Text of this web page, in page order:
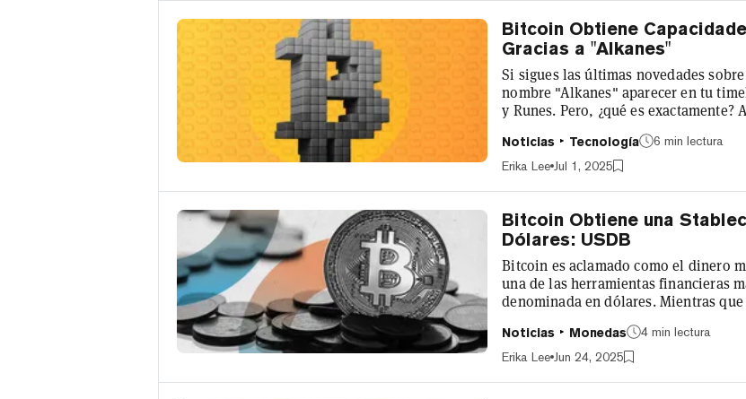
Bitcoin Obtiene
Gracias a "Alkanes"
Si sigues las últimas novedades
nombre "Alkanes" aparecer en tu
y Runes. Pero, ¿qué es
capas de ejecución externas. Permite
y lanzar tokens de forma nativa en
Noticias Tecnología
6 min lectura
Erika Lee Jul 1, 2025
Bitcoin Obtiene una
Dólares: USDB
Bitcoin es aclamado como el dinero
una de las herramientas financieras
denominada en dólares. Mientras
con el anuncio de USDB, una nueva
activo regulado respaldado por
Noticias Monedas
4 min lectura
Erika Lee Jun 24, 2025